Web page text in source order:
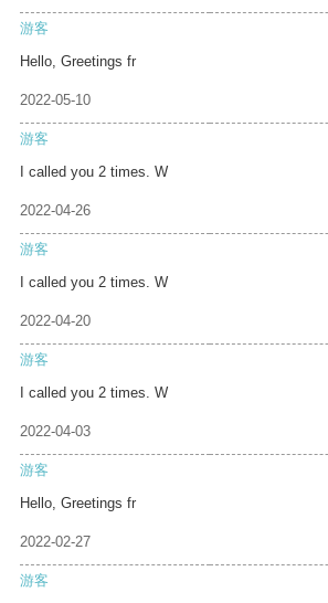
游客
Hello, Greetings fr
2022-05-10
游客
I called you 2 times. W
2022-04-26
游客
I called you 2 times. W
2022-04-20
游客
I called you 2 times. W
2022-04-03
游客
Hello, Greetings fr
2022-02-27
游客